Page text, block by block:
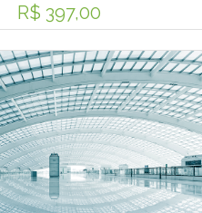
R$ 397,00